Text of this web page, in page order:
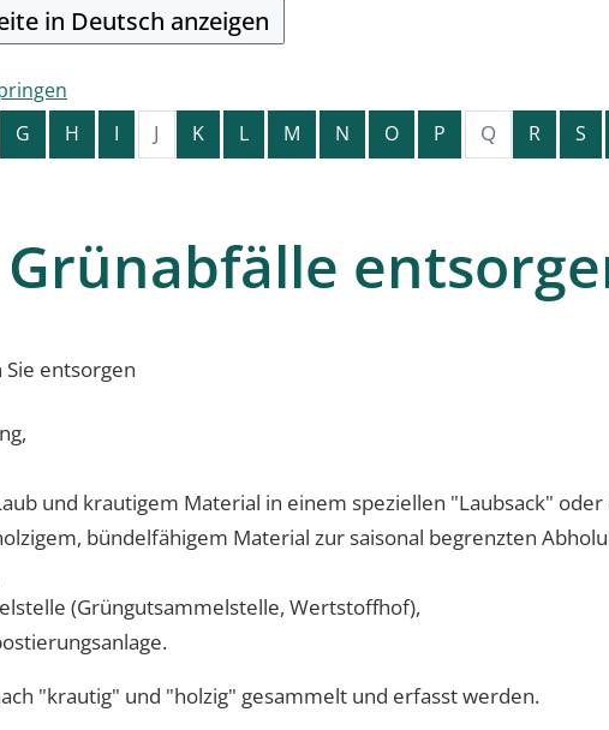
in Deutsch anzeigen
G H I J K L M N O P Q R S
entsorgen
und krautigem Material in einem speziellen "Laubsack"
bündelfähigem Material zur saisonal begrenzten
(Grüngutsammelstelle, Wertstoffhof),
"krautig" und "holzig" gesammelt und erfasst werden.